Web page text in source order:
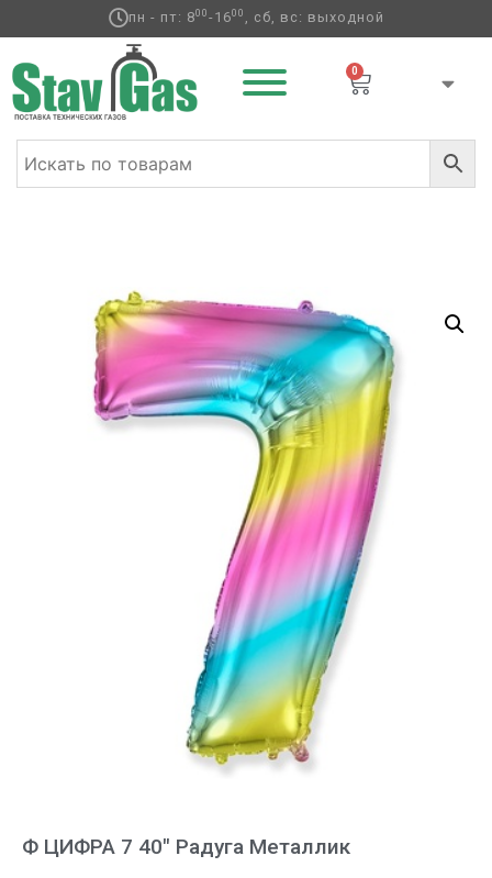
пн - пт: 800-1600 , сб, вс: выходной
0
Ф ЦИФРА 7 40″ Радуга Металлик